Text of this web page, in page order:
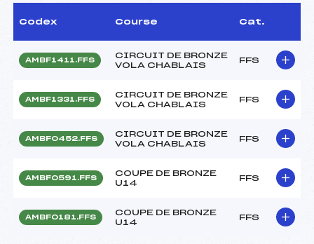
Codex Course Cat.
AMBF1411.FFS
CIRCUIT DE BRONZE
VOLA CHABLAIS
FFS
AMBF1331.FFS
CIRCUIT DE BRONZE
VOLA CHABLAIS
FFS
AMBF0452.FFS
CIRCUIT DE BRONZE
VOLA CHABLAIS
FFS
AMBF0591.FFS
COUPE DE BRONZE
U14
FFS
AMBF0181.FFS
COUPE DE BRONZE
U14
FFS